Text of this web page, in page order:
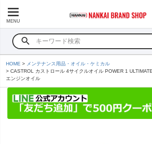
MENU
HOME
メンテナンス用品・オイル・ケミカル
CASTROL カストロール 4サイクルオイル POWER 1
エンジンオイル